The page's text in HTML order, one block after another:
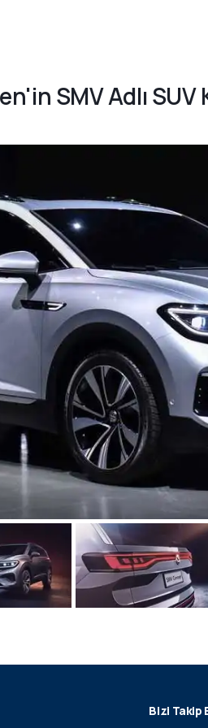
SMV Adlı
Bizi Takip